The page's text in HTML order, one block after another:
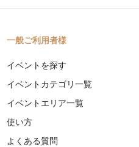
一般ご利用者様
イベントを探す
イベントカテゴリ一覧
イベントエリア一覧
使い方
よくある質問